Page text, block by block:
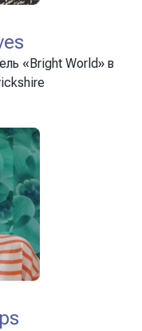
«Bright World» в